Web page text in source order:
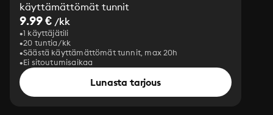
käyttämättömät tunnit
9.99 € /kk
1 käyttäjätili
20 tuntia/kk
Säästä käyttämättömät tunnit, max 20h
Ei sitoutumisaikaa
Lunasta tarjous